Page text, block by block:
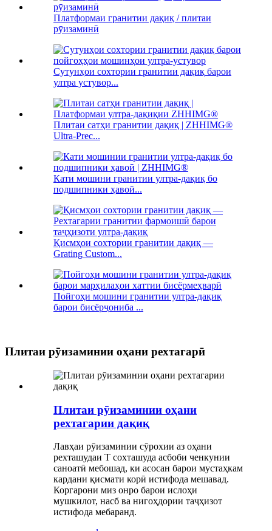
Платформаи гранитии дақиқ / плитаи
рӯизаминӣ
Сутунҳои сохтории гранитии дақиқ барои
ултра устувор...
Плитаи сатҳи гранитии дақиқ | ZHHIMG®
Ultra-Prec...
Кати мошини гранитии ултра-дақиқ бо
подшипники ҳавоӣ...
Қисмҳои сохтории гранитии дақиқ —
Grating Custom...
Пойгоҳи мошини гранитии ултра-дақиқ
барои бисёрҷониба ...
Плитаи рӯизаминии оҳани рехтагарӣ
Плитаи рӯизаминии оҳани
рехтагарии дақиқ
Лавҳаи рӯизаминии сӯрохии аз оҳани
рехташудаи Т сохташуда асбоби ченкунии
саноатӣ мебошад, ки асосан барои мустаҳкам
кардани қисмати корӣ истифода мешавад.
Коргарони миз онро барои ислоҳи
мушкилот, насб ва нигоҳдории таҷҳизот
истифода мебаранд.